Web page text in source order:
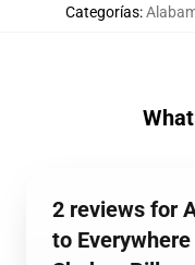
Categorías:
2 reviews for
to